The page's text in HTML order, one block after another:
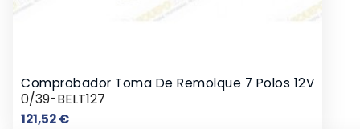
Comprobador Toma De Remolque 7 Polos 12V
0/39-BELT127
121,52 €Precio